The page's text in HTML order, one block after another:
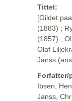
Tittel:
[Gildet
(1883) ;
(1857) ;
Olaf
Janss
Forfatter/
Ibsen,
Janss,